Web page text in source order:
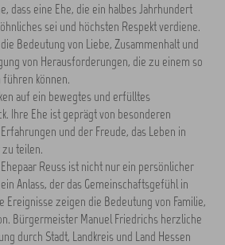
dass eine Ehe, die ein halbes Jahrhundert
sei und höchsten Respekt verdiene.
Bedeutung von Liebe, Zusammenhalt und
von Herausforderungen, die zu einem so
können.
auf ein bewegtes und erfülltes
Ihre Ehe ist geprägt von besonderen
und der Freude, das Leben in
teilen.
Reuss ist nicht nur ein persönlicher
Anlass, der das Gemeinschaftsgefühl in
Ereignisse zeigen die Bedeutung von Familie,
Bürgermeister Manuel Friedrichs herzliche
durch Stadt, Landkreis und Land Hessen